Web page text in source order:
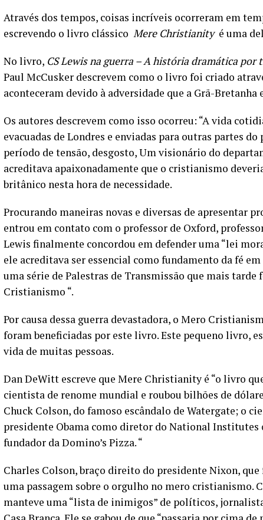
Através dos tempos, coisas incríveis ocorreram em
escrevendo o livro clássico Mere Christianityé uma
No livro, CS Lewis na guerra – A história dramática
Paul McCusker descrevem como o livro foi criado
aconteceram devido à adversidade que a Grã-
Os autores descrevem como isso ocorreu: “A vida
evacuadas de Londres e enviadas para outras partes
período de tensão, desgosto, Um visionário do
acreditava apaixonadamente que o cristianismo
britânico nesta hora de necessidade.
Procurando maneiras novas e diversas de apresentar
entrou em contato com o professor de Oxford,
Lewis finalmente concordou em defender uma “lei
ele acreditava ser essencial como fundamento da fé
uma série de Palestras de Transmissão que mais
Cristianismo “.
Por causa dessa guerra devastadora, o Mero
foram beneficiadas por este livro. Este pequeno
vida de muitas pessoas.
Dan DeWitt escreve que Mere Christianity é “o livro
cientista de renome mundial e roubou bilhões de
Chuck Colson, do famoso escândalo de Watergate; o
presidente Obama como diretor do National
fundador da Domino’s Pizza. “
Charles Colson, braço direito do presidente Nixon,
uma passagem sobre o orgulho no mero cristianismo.
manteve uma “lista de inimigos” de políticos,